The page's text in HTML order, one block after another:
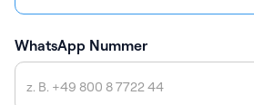
WhatsApp Nummer